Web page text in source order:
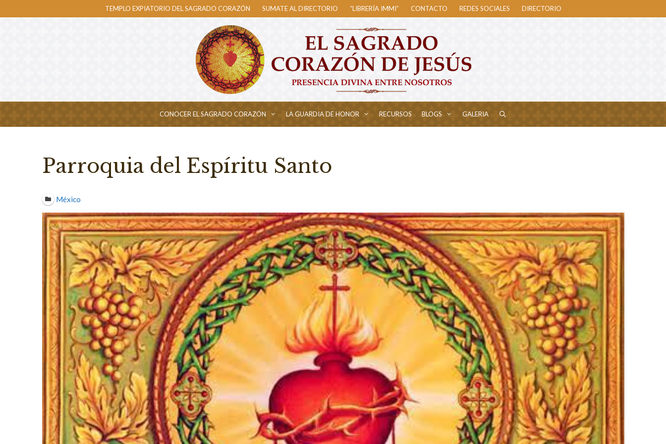
to
TEMPLO EXPIATORIO DEL SAGRADO CORAZÓN SUMATE AL DIRECTORIO “LIBRERÍA IMMI” CONTACTO REDES SOCIALES DIRECTORIO
CONOCER EL SAGRADO CORAZÓN LA GUARDIA DE HONOR RECURSOS BLOGS GALERIA
Parroquia del Espíritu Santo
México